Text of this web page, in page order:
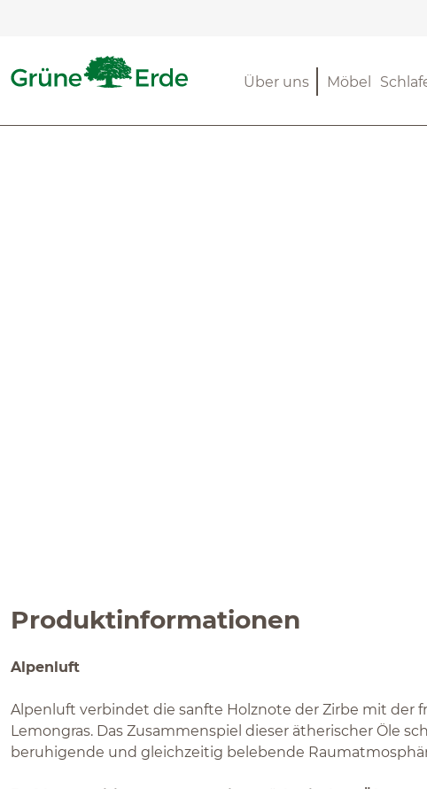
Möbel
Über uns
Produktinformationen
Alpenluft
Alpenluft verbindet die sanfte Holznote der Zirbe mit der
Lemongras. Das Zusammenspiel dieser ätherischer Öle
beruhigende und gleichzeitig belebende